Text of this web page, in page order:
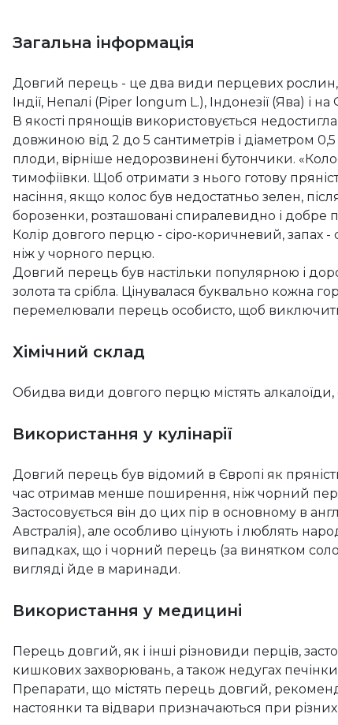
Загальна інформація
Довгий перець - це два види перцевих рослин,
Індії, Непалі (Piper longum L.), Індонезії (Ява) і
В якості прянощів використовується
довжиною від 2 до 5 сантиметрів і діаметром
плоди, вірніше недорозвинені бутончики.
тимофіївки. Щоб отримати з нього готову
насіння, якщо колос був недостатньо зелен,
борозенки, розташовані спиралевидно і добре
Колір довгого перцю - сіро-коричневий, запах
ніж у чорного перцю.
Довгий перець був настільки популярною і
золота та срібла. Цінувалася буквально кожна
перемелювали перець особисто, щоб
Хімічний склад
Обидва види довгого перцю містять
Використання у кулінарії
Довгий перець був відомий в Європі як
час отримав менше поширення, ніж чорний
Застосовується він до цих пір в основному в
Австралія), але особливо цінують і люблять
випадках, що і чорний перець (за винятком
вигляді йде в маринади.
Використання у медицині
Перець довгий, як і інші різновиди перців,
кишкових захворювань, а також недугах печінки
Препарати, що містять перець довгий,
настоянки та відвари призначаються при